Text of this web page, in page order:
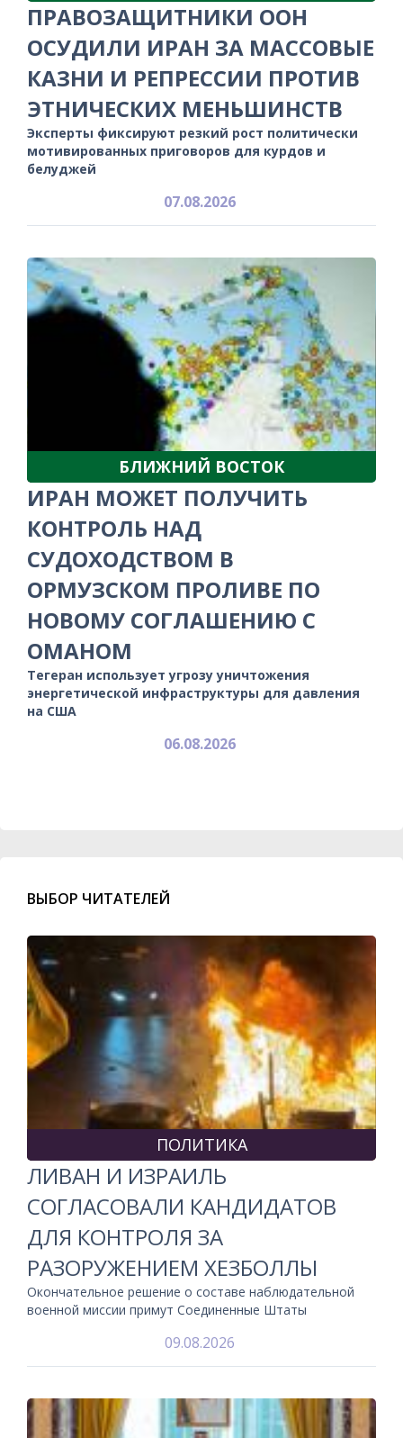
ПРАВОЗАЩИТНИКИ ООН
ОСУДИЛИ ИРАН ЗА МАССОВЫЕ
КАЗНИ И РЕПРЕССИИ ПРОТИВ
ЭТНИЧЕСКИХ МЕНЬШИНСТВ
Эксперты фиксируют резкий рост политически
мотивированных приговоров для курдов и
белуджей
07.08.2026
БЛИЖНИЙ ВОСТОК
ИРАН МОЖЕТ ПОЛУЧИТЬ
КОНТРОЛЬ НАД
СУДОХОДСТВОМ В
ОРМУЗСКОМ ПРОЛИВЕ ПО
НОВОМУ СОГЛАШЕНИЮ С
ОМАНОМ
Тегеран использует угрозу уничтожения
энергетической инфраструктуры для давления
на США
06.08.2026
ВЫБОР ЧИТАТЕЛЕЙ
ПОЛИТИКА
ЛИВАН И ИЗРАИЛЬ
СОГЛАСОВАЛИ КАНДИДАТОВ
ДЛЯ КОНТРОЛЯ ЗА
РАЗОРУЖЕНИЕМ ХЕЗБОЛЛЫ
Окончательное решение о составе наблюдательной
военной миссии примут Соединенные Штаты
09.08.2026